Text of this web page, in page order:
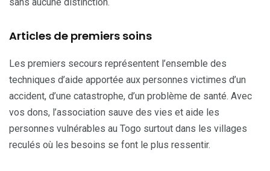
Articles de premiers soins
Les premiers secours représentent l’ensemble des
techniques d’aide apportée aux personnes victimes d’un
accident, d’une catastrophe, d’un problème de santé. Avec
vos dons, l’association sauve des vies et aide les
personnes vulnérables au Togo surtout dans les villages
reculés où les besoins se font le plus ressentir.